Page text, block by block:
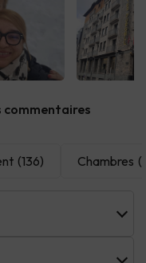
commentaires
(136) Chambres